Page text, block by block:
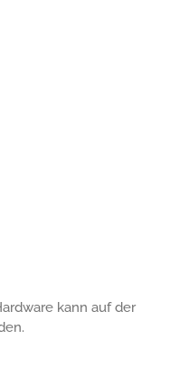
kann auf der